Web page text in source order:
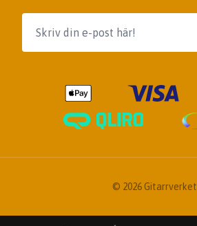
© 2026 Gitarrverket